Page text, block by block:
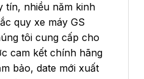
tín, nhiều năm kinh
quy xe máy GS
tôi cung cấp cho
cam kết chính hãng
bảo, date mới xuất